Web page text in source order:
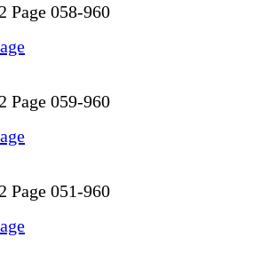
Page 058-960
Page 059-960
Page 051-960